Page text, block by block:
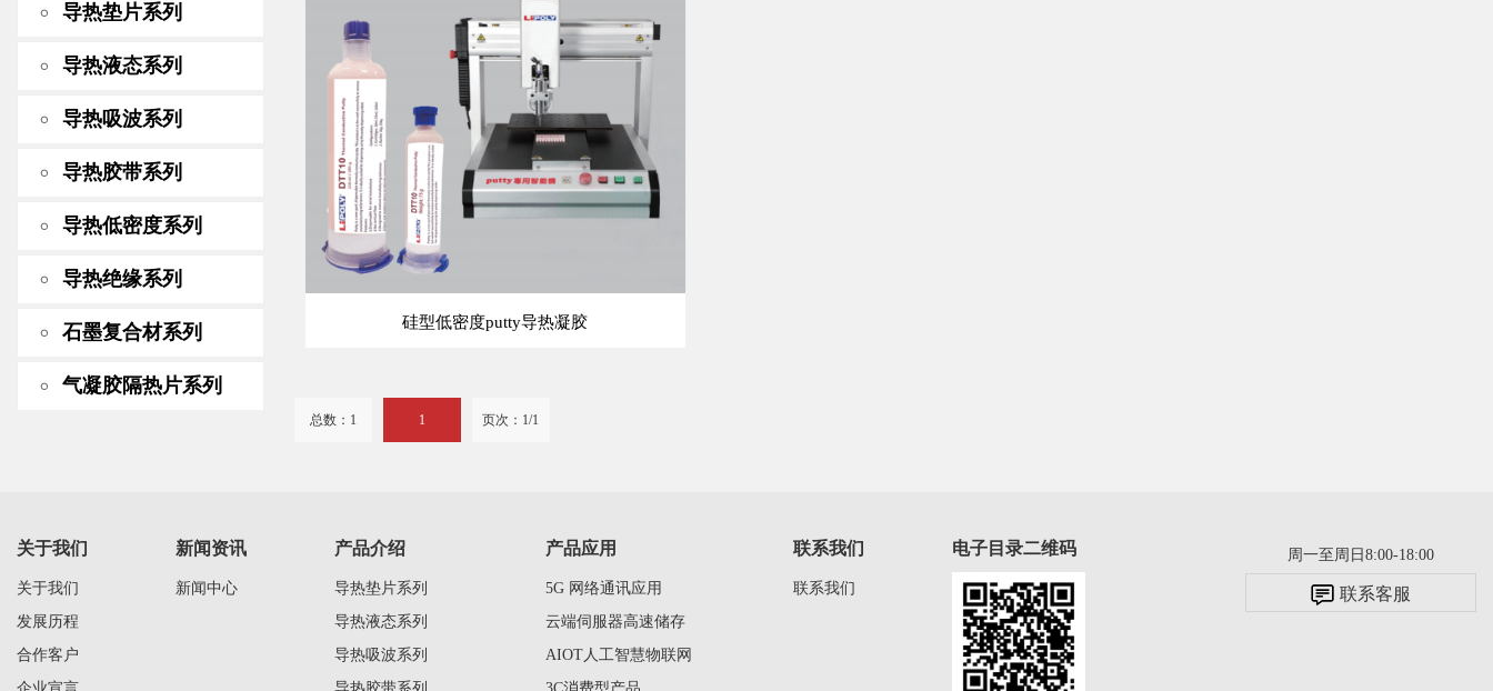
导热垫片系列
导热液态系列
导热吸波系列
导热胶带系列
导热低密度系列
导热绝缘系列
石墨复合材系列
气凝胶隔热片系列
硅型低密度putty导热凝胶
总数：1 1 页次：1/1
关于我们
关于我们
发展历程
合作客户
新闻资讯
新闻中心
产品介绍
导热垫片系列
导热液态系列
导热吸波系列
产品应用
5G 网络通讯应用
云端伺服器高速储存
AIOT人工智慧物联网
联系我们
联系我们
电子目录二维码 周一至周日8:00-18:00
联系客服